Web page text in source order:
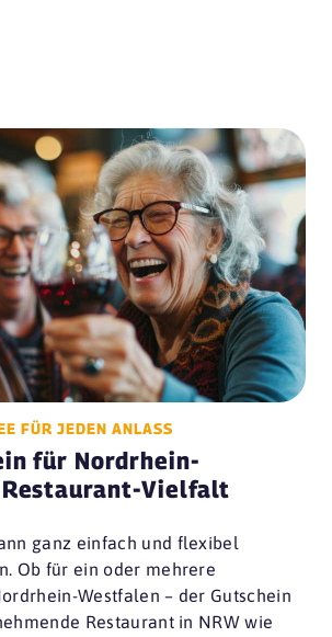
FÜR JEDEN ANLASS
für Nordrhein-
Vielfalt
ganz einfach und flexibel
Ob für ein oder mehrere
Westfalen – der Gutschein
Restaurant in NRW wie